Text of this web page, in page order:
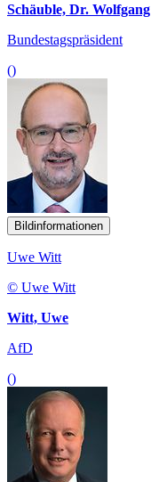
Schäuble, Dr. Wolfgang
Bundestagspräsident
()
Bildinformationen
Uwe Witt
© Uwe Witt
Witt, Uwe
AfD
()